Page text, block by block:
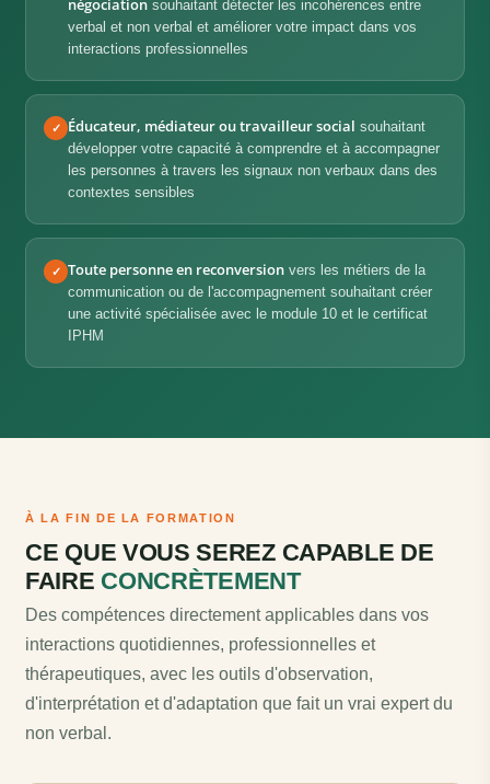
négociation souhaitant détecter les incohérences entre
verbal et non verbal et améliorer votre impact dans vos
interactions professionnelles
✓ Éducateur, médiateur ou travailleur social souhaitant
développer votre capacité à comprendre et à accompagner
les personnes à travers les signaux non verbaux dans des
contextes sensibles
✓ Toute personne en reconversion vers les métiers de la
communication ou de l'accompagnement souhaitant créer
une activité spécialisée avec le module 10 et le certificat
IPHM
À LA FIN DE LA FORMATION
CE QUE VOUS SEREZ CAPABLE DE
FAIRE CONCRÈTEMENT
Des compétences directement applicables dans vos
interactions quotidiennes, professionnelles et
thérapeutiques, avec les outils d'observation,
d'interprétation et d'adaptation que fait un vrai expert du
non verbal.